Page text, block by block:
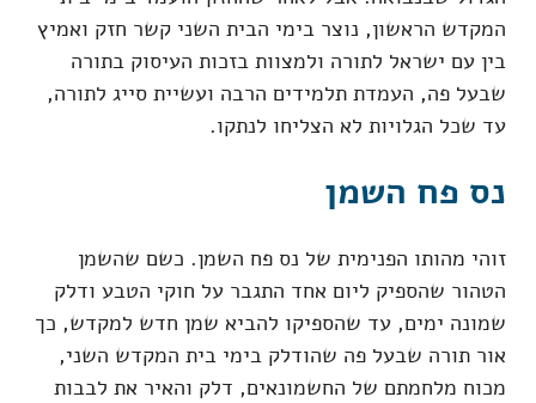
המקדש הראשון, נוצר בימי הבית השני קשר חזק ואמיץ
בין עם ישראל לתורה ולמצוות בזכות העיסוק בתורה
שבעל פה, העמדת תלמידים הרבה ועשיית סייג לתורה,
עד שכל הגלויות לא הצליחו לנתקו.
נס פח השמן
זוהי מהותו הפנימית של נס פח השמן. כשם שהשמן
הטהור שהספיק ליום אחד התגבר על חוקי הטבע ודלק
שמונה ימים, עד שהספיקו להביא שמן חדש למקדש, כך
אור תורה שבעל פה שהודלק בימי בית המקדש השני,
מכוח מלחמתם של החשמונאים, דלק והאיר את לבבות